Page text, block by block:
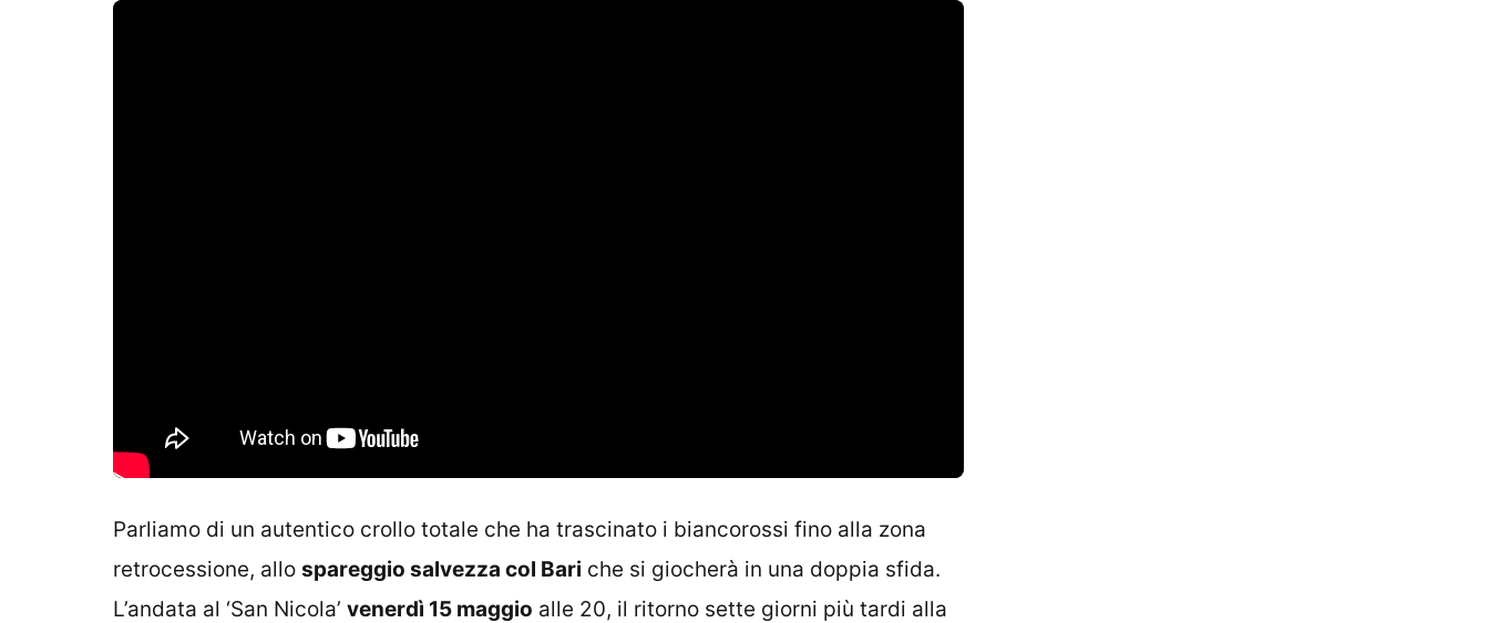
Parliamo di un autentico crollo totale che ha trascinato i biancorossi fino alla zona
retrocessione, allo spareggio salvezza col Bari che si giocherà in una doppia sfida.
L’andata al ‘San Nicola’ venerdì 15 maggio alle 20, il ritorno sette giorni più tardi alla